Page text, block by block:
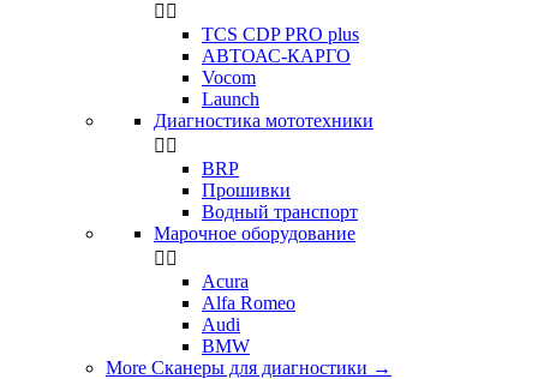
 
TCS CDP PRO plus
АВТОАС-КАРГО
Vocom
Launch
Диагностика мототехники
 
BRP
Прошивки
Водный транспорт
Марочное оборудование
 
Acura
Alfa Romeo
Audi
BMW
More Сканеры для диагностики →